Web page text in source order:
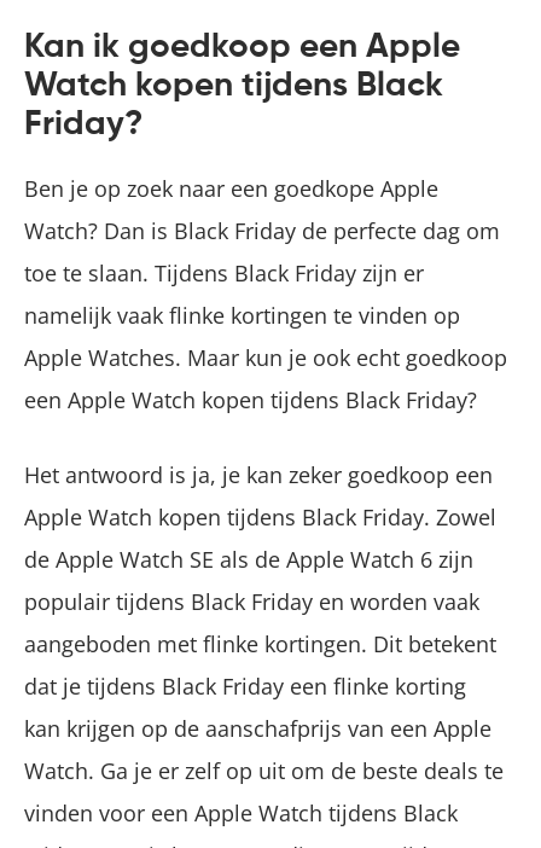
Kan ik goedkoop een Apple
Watch kopen tijdens Black
Friday?
Ben je op zoek naar een goedkope Apple
Watch? Dan is Black Friday de perfecte dag om
toe te slaan. Tijdens Black Friday zijn er
namelijk vaak flinke kortingen te vinden op
Apple Watches. Maar kun je ook echt goedkoop
een Apple Watch kopen tijdens Black Friday?
Het antwoord is ja, je kan zeker goedkoop een
Apple Watch kopen tijdens Black Friday. Zowel
de Apple Watch SE als de Apple Watch 6 zijn
populair tijdens Black Friday en worden vaak
aangeboden met flinke kortingen. Dit betekent
dat je tijdens Black Friday een flinke korting
kan krijgen op de aanschafprijs van een Apple
Watch. Ga je er zelf op uit om de beste deals te
vinden voor een Apple Watch tijdens Black